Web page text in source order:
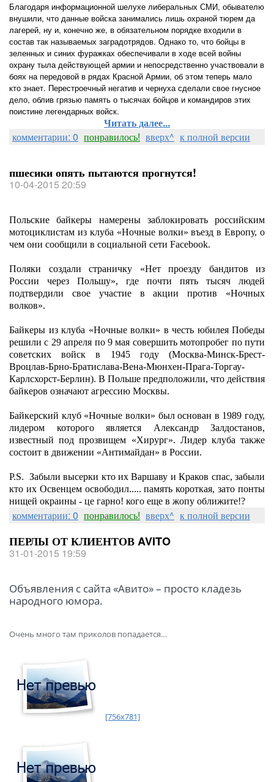
Благодаря информационной шелухе либеральных СМИ, обывателю
внушили, что данные войска занимались лишь охраной тюрем да
лагерей, ну и, конечно же, в обязательном порядке входили в
состав так называемых заградотрядов. Однако то, что бойцы в
зеленных и синих фуражках обеспечивали в ходе всей войны
охрану тыла действующей армии и непосредственно участвовали в
боях на передовой в рядах Красной Армии, об этом теперь мало
кто знает. Перестроечный негатив и чернуха сделали свое гнусное
дело, облив грязью память о тысячах бойцов и командиров этих
поистине легендарных войск.
Читать далее...
комментарии: 0 понравилось! вверх^ к полной версии
пшесики опять пытаются прогнутся!
10-04-2015 20:59
Польские байкеры намерены заблокировать российским
мотоциклистам из клуба «Ночные волки» въезд в Европу, о
чем они сообщили в социальной сети Facebook.
Поляки создали страничку «Нет проезду бандитов из
России через Польшу», где почти пять тысяч людей
подтвердили свое участие в акции против «Ночных
волков».
Байкеры из клуба «Ночные волки» в честь юбилея Победы
решили с 29 апреля по 9 мая совершить мотопробег по пути
советских войск в 1945 году (Москва-Минск-Брест-
Вроцлав-Брно-Братислава-Вена-Мюнхен-Прага-Торгау-
Карлсхорст-Берлин). В Польше предположили, что действия
байкеров означают агрессию Москвы.
Байкерский клуб «Ночные волки» был основан в 1989 году,
лидером которого является Александр Залдостанов,
известный под прозвищем «Хирург». Лидер клуба также
состоит в движении «Антимайдан» в России.
P.S. Забыли высерки кто их Варшаву и Краков спас, забыли
кто их Освенцем освободил..... память короткая, зато понты
нищей окраины - це гарно! кого еще в жопу оближите!?
комментарии: 0 понравилось! вверх^ к полной версии
ПЕРЛЫ ОТ КЛИЕНТОВ AVITO
31-01-2015 19:59
Объявления с сайта «Авито» – просто кладезь
народного юмора.
Очень много там приколов попадается…
[756x781]